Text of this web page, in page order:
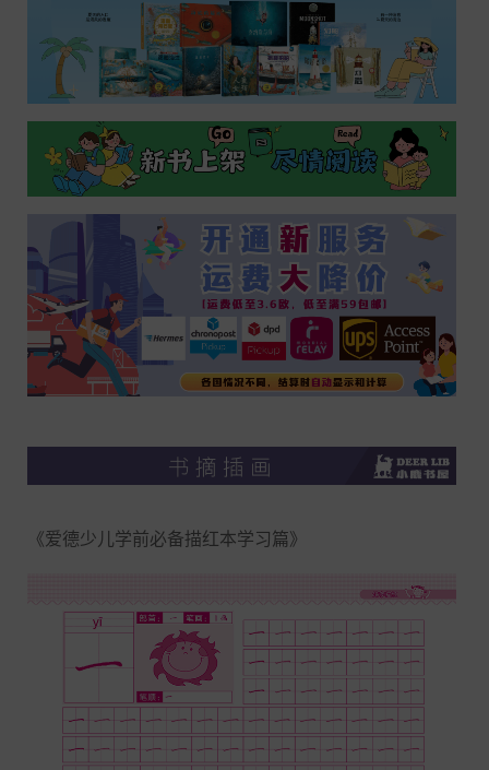
《爱德少儿学前必备描红本学习篇》